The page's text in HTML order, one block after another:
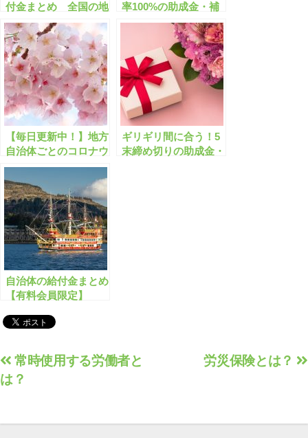
付金まとめ 全国の地
方自治体で359件【有
料会員限定】
率100%の助成金・補
助金のまとめ【有料会
【毎日更新中！】地方
自治体ごとのコロナウ
イルスに関する助成金
速報!!【有料会員限
定】
ギリギリ間に合う！5
末締め切りの助成金・
自治体の給付金まとめ
【有料会員限定】
投
稿
ビ
労災保険とは？
常時使用する労働者と
は？